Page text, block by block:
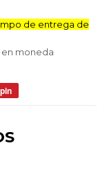
de entrega de
en moneda